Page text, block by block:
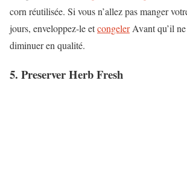
corn réutilisée. Si vous n’allez pas manger
jours, enveloppez-le etcongelerAvant qu’il
diminuer en qualité.
5. Preserver Herb Fresh